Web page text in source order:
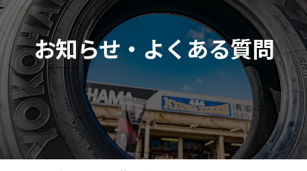
お知らせ・よくある質問